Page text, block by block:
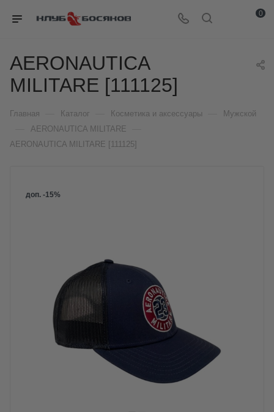
0
AERONAUTICA
MILITARE [111125]
Главная Каталог Косметика и аксессуары Мужской
AERONAUTICA MILITARE
AERONAUTICA MILITARE [111125]
доп. -15%